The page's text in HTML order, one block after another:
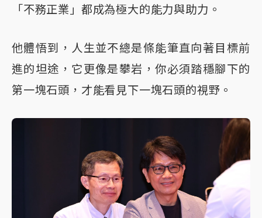
「不務正業」都成為極大的能力與助力。
他體悟到，人生並不總是條能筆直向著目標前
進的坦途，它更像是攀岩，你必須踏穩腳下的
第一塊石頭，才能看見下一塊石頭的視野。